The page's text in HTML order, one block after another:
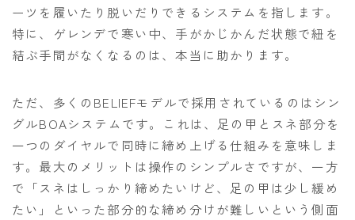
ーツを履いたり脱いだりできるシステムを指します。
特に、ゲレンデで寒い中、手がかじかんだ状態で紐を
結ぶ手間がなくなるのは、本当に助かります。
ただ、多くのBELIEFモデルで採用されているのはシン
グルBOAシステムです。これは、足の甲とスネ部分を
一つのダイヤルで同時に締め上げる仕組みを意味しま
す。最大のメリットは操作のシンプルさですが、一方
で「スネはしっかり締めたいけど、足の甲は少し緩め
たい」といった部分的な締め分けが難しいという側面